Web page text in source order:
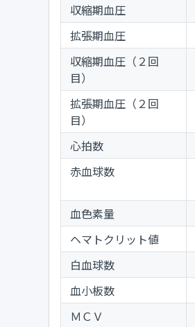
収縮期血圧
拡張期血圧
収縮期血圧（２回
目）
拡張期血圧（２回
目）
心拍数
赤血球数
血色素量
ヘマトクリット値
白血球数
血小板数
ＭＣＶ